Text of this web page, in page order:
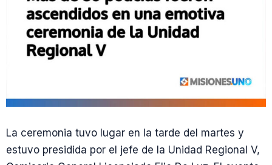
La ceremonia tuvo lugar en la tarde del martes y
estuvo presidida por el jefe de la Unidad Regional V,